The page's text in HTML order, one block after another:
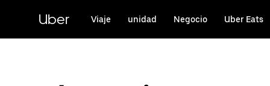
contenido
principal
Uber Viaje unidad Negocio Uber Eats